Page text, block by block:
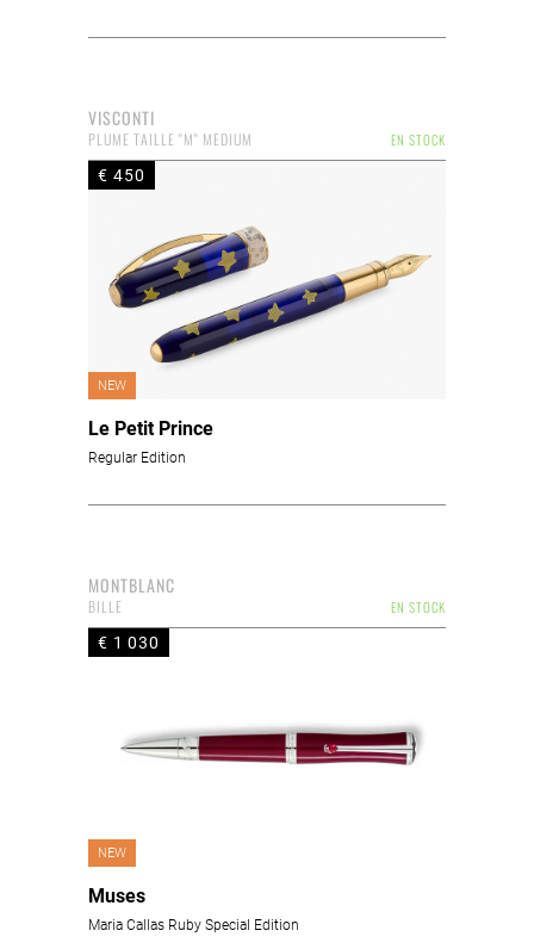
VISCONTI
EN STOCK
PLUME TAILLE "M" MEDIUM
€ 450
NEW
Le Petit Prince
Regular Edition
MONTBLANC
EN STOCK
BILLE
€ 1 030
NEW
Muses
Maria Callas Ruby Special Edition